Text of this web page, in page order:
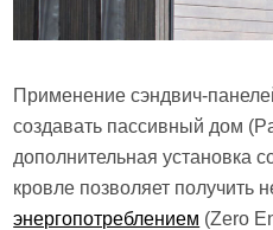
Применение сэндвич-
создавать пассивный дом
дополнительная установка
кровле позволяет получить
энергопотреблением (Zero